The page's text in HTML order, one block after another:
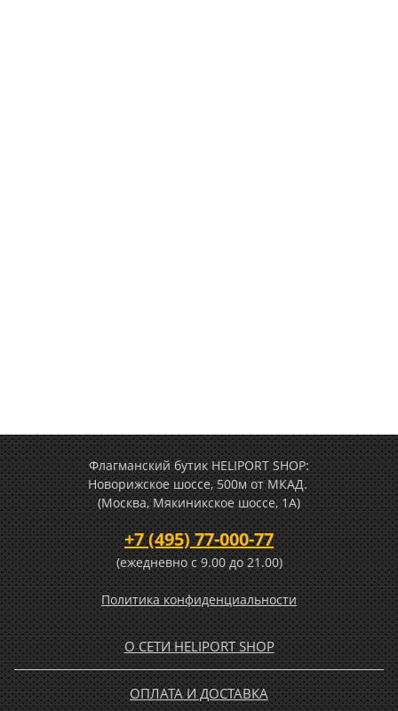
Флагманский бутик HELIPORT SHOP:
Новорижское шоссе, 500м от МКАД.
(Москва, Мякиникское шоссе, 1А)
+7 (495) 77-000-77
(ежедневно c 9.00 до 21.00)
Политика конфиденциальности
О СЕТИ HELIPORT SHOP
ОПЛАТА И ДОСТАВКА